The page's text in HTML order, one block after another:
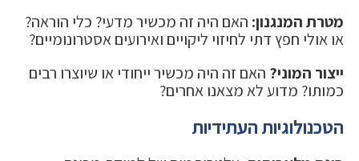
מטרת המנגנון: האם היה זה מכשיר מדעי? כלי הוראה?
או אולי חפץ דתי לחיזוי ליקויים ואירועים אסטרונומיים?
ייצור המוני? האם זה היה מכשיר ייחודי או שיוצרו רבים
כמותו? מדוע לא מצאנו אחרים?
הטכנולוגיות העתידיות